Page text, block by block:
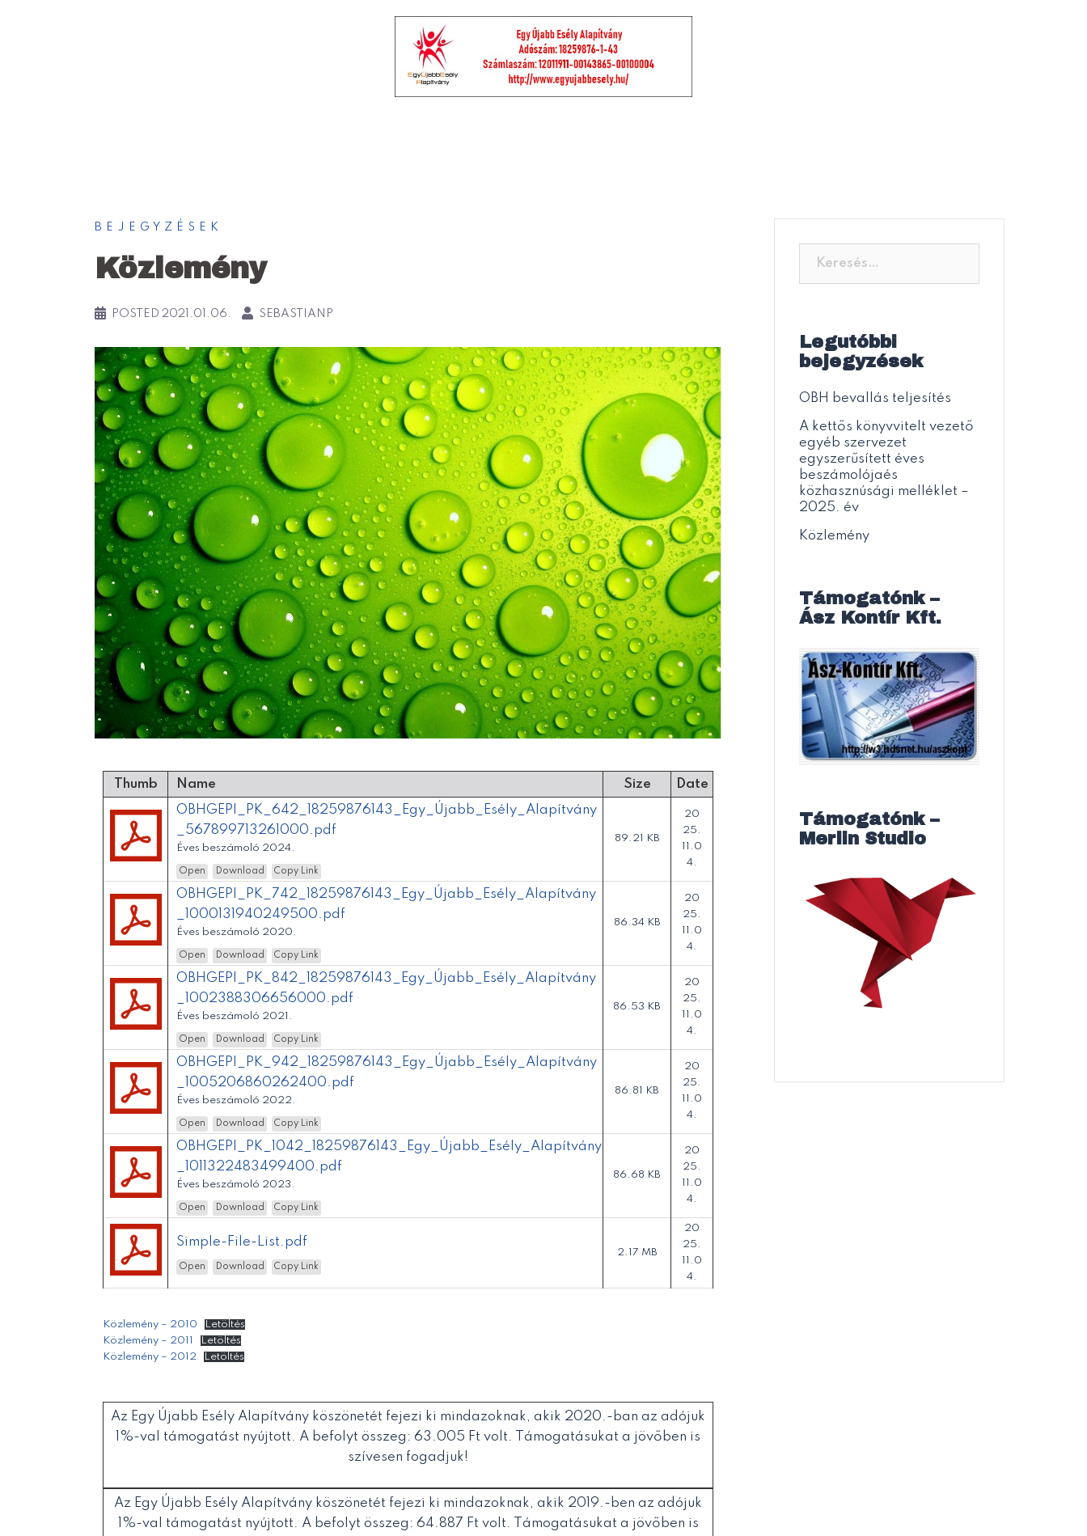
BEJEGYZÉSEK
Közlemény
POSTED 2021.01.06. SEBASTIANP
Thumb Name Size
Date
OBHGEPI_PK_642_18259876143_Egy_Újabb_Esély_Alapítvány
_567899713261000.pdf
Éves beszámoló 2024.
Open Download Copy Link
89.21 KB
20
25.
11.0
4.
OBHGEPI_PK_742_18259876143_Egy_Újabb_Esély_Alapítvány
_1000131940249500.pdf
Éves beszámoló 2020.
Open Download Copy Link
86.34 KB
20
25.
11.0
4.
OBHGEPI_PK_842_18259876143_Egy_Újabb_Esély_Alapítvány
_1002388306656000.pdf
Éves beszámoló 2021.
Open Download Copy Link
86.53 KB
20
25.
11.0
4.
OBHGEPI_PK_942_18259876143_Egy_Újabb_Esély_Alapítvány
_1005206860262400.pdf
Éves beszámoló 2022.
Open Download Copy Link
86.81 KB
20
25.
11.0
4.
OBHGEPI_PK_1042_18259876143_Egy_Újabb_Esély_Alapítvány
_1011322483499400.pdf
Éves beszámoló 2023.
Open Download Copy Link
86.68 KB
20
25.
11.0
4.
Simple-File-List.pdf
Open Download Copy Link
2.17 MB
20
25.
11.0
4.
Közlemény – 2010
Letöltés
Közlemény – 2011
Letöltés
Közlemény – 2012
Letöltés
Az Egy Újabb Esély Alapítvány köszönetét fejezi ki mindazoknak, akik 2020.-ban az adójuk
1%-val támogatást nyújtott. A befolyt összeg: 63.005 Ft volt. Támogatásukat a jövőben is
szívesen fogadjuk!
Az Egy Újabb Esély Alapítvány köszönetét fejezi ki mindazoknak, akik 2019.-ben az adójuk
1%-val támogatást nyújtott. A befolyt összeg: 64.887 Ft volt. Támogatásukat a jövőben is
Legutóbbi
bejegyzések
OBH bevallás teljesítés
A kettős könyvvitelt vezető
egyéb szervezet
egyszerűsített éves
beszámolójaés
közhasznúsági melléklet –
2025. év
Közlemény
Támogatónk –
Ász Kontír Kft.
Támogatónk –
Merlin Studio